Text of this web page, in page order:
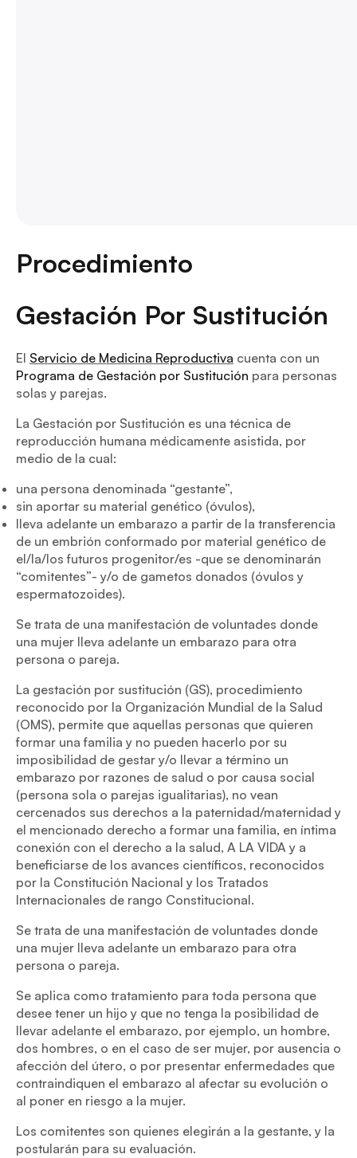
Procedimiento
Gestación Por Sustitución
El Servicio de Medicina Reproductiva cuenta con un
Programa de Gestación por Sustitución para personas
solas y parejas.
La Gestación por Sustitución es una técnica de
reproducción humana médicamente asistida, por
medio de la cual:
una persona denominada “gestante”,
sin aportar su material genético (óvulos),
lleva adelante un embarazo a partir de la transferencia
de un embrión conformado por material genético de
el/la/los futuros progenitor/es -que se denominarán
“comitentes”- y/o de gametos donados (óvulos y
espermatozoides).
Se trata de una manifestación de voluntades donde
una mujer lleva adelante un embarazo para otra
persona o pareja.
La gestación por sustitución (GS), procedimiento
reconocido por la Organización Mundial de la Salud
(OMS), permite que aquellas personas que quieren
formar una familia y no pueden hacerlo por su
imposibilidad de gestar y/o llevar a término un
embarazo por razones de salud o por causa social
(persona sola o parejas igualitarias), no vean
cercenados sus derechos a la paternidad/maternidad y
el mencionado derecho a formar una familia, en íntima
conexión con el derecho a la salud, A LA VIDA y a
beneficiarse de los avances científicos, reconocidos
por la Constitución Nacional y los Tratados
Internacionales de rango Constitucional.
Se trata de una manifestación de voluntades donde
una mujer lleva adelante un embarazo para otra
persona o pareja.
Se aplica como tratamiento para toda persona que
desee tener un hijo y que no tenga la posibilidad de
llevar adelante el embarazo, por ejemplo, un hombre,
dos hombres, o en el caso de ser mujer, por ausencia o
afección del útero, o por presentar enfermedades que
contraindiquen el embarazo al afectar su evolución o
al poner en riesgo a la mujer.
Los comitentes son quienes elegirán a la gestante, y la
postularán para su evaluación.